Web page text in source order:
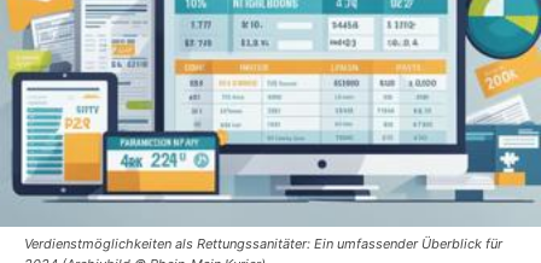
Verdienstmöglichkeiten als Rettungssanitäter: Ein umfassender Überblick für